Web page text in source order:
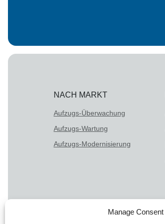
Manage Consent
NACH MARKT
Aufzugs-Überwachung
Aufzugs-Wartung
Aufzugs-Modernisierung